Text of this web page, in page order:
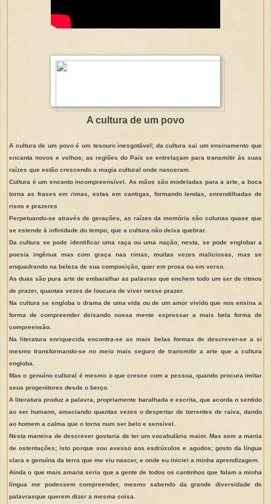
A cultura de um povo
A cultura de um povo é um tesouro inesgotável; da cultura sai um ensinamento que
encanta novos e velhos; as regiões do País se entrelaçam para transmitir às suas
raízes que estão crescendo a magia cultural onde nasceram.
Cultura é um encanto incompreensível. As mãos são modeladas para a arte, a boca
torna as frases em rimas, estas em cantigas, formando lendas, enrendilhadas de
risos e prazeres
Perpetuando-se através de gerações, as raízes da memória são colunas quase que
se estende à infinidade do tempo, que a cultura não deixa quebrar.
Da cultura se pode identificar uma raça ou uma nação, nesta, se pode englobar a
poesia ingênua mas com graça nas rimas, muitas vezes maliciosas, mas se
enquadrando na beleza de sua composição, quer em prosa ou em verso.
As duas são pura arte de embaralhar as palavras que enchem todo um ser de ritmos
de prazer, quantas vezes de loucura de viver nesse prazer.
Na cultura se engloba o drama de uma vida ou de um amor vivido que nos ensina a
forma de compreender deixando nossa mente expressar a mais bela forma de
compreensão.
Na literatura enriquecida encontra-se as mais belas formas de descrever-se a si
mesmo transformando-se no meio mais seguro de transmitir a arte que a cultura
engloba.
Mas o genuíno cultural é mesmo o que cresce com a pessoa, quando procura imitar
seus progenitores desde o berço.
A literatura produz a palavra, propriamente baralhada e escrita, que acorda o sentido
ao ser humano, amaciando quantas vezes o despertar de torrentes de raiva, dando
ao homem a calma que o torna num ser belo e sensível.
Nesta maneira de descrever gostaria de ter um vocabulário maior. Mas sem a mania
de ostentações; isto porque sou avesso aos esdrúxulos e agudos; gosto da língua
clara e genuína da terra que me viu nascer, e onde eu iniciei a minha aprendizagem.
Ainda o que mais amaria seria que a gente de todos os cantinhos que falam a minha
língua me podessem compreender, mesmo sabendo da grande diversidade de
palavrasque querem dizer a mesma coisa.